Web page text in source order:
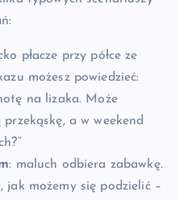
płacze przy półce ze
możesz powiedzieć:
na lizaka. Może
a w weekend
: maluch odbiera zabawkę.
jak możemy się podzielić –